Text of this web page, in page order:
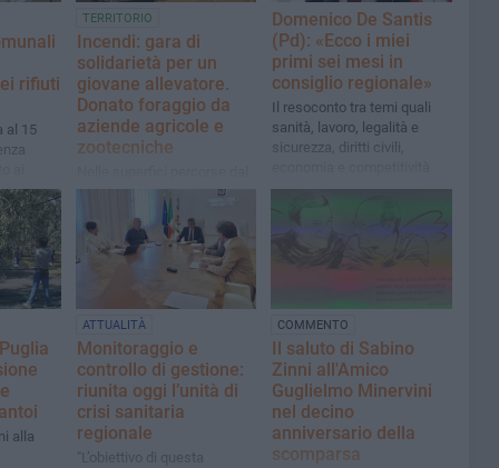
rifiuti
al 15
TERRITORIO
Incendi: gara di
solidarietà per un
giovane allevatore.
Donato foraggio da
aziende agricole e
zootecniche
fuoco pascolo vietato per 10
anni; servono prevenzione,
più controlli e personale sul
territorio
Domenico De Santis
(Pd): «Ecco i miei
primi sei mesi in
consiglio regionale»
Il resoconto tra temi quali
sanità, lavoro, legalità e
sicurezza, diritti civili,
alla
ATTUALITÀ
Monitoraggio e
controllo di gestione:
riunita oggi l’unità di
crisi sanitaria
regionale
"L’obiettivo di questa
COMMENTO
Il saluto di Sabino
Zinni all'Amico
Guglielmo Minervini
nel decino
anniversario della
scomparsa